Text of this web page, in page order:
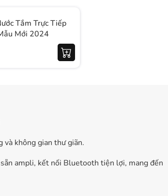
Tắm Trực Tiếp
Mới 2024
và không gian thư giãn.
ampli, kết nối Bluetooth tiện lợi, mang đến